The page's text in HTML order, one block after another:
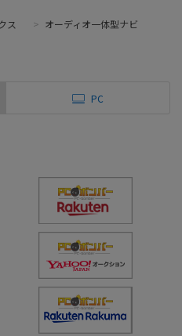
ス > オーディオ一体型ナビ
PC